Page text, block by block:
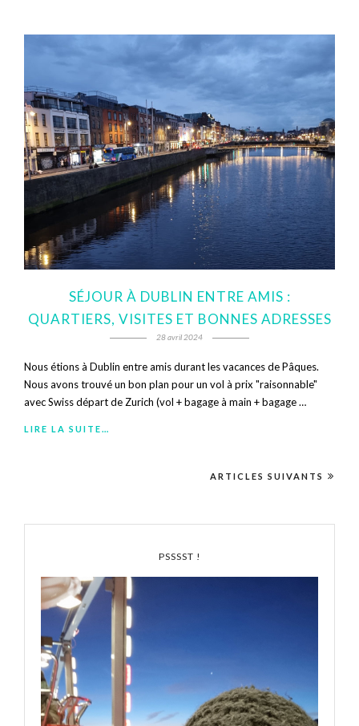
SÉJOUR À DUBLIN ENTRE AMIS :
QUARTIERS, VISITES ET BONNES ADRESSES
28 avril 2024
Nous étions à Dublin entre amis durant les vacances de Pâques.
Nous avons trouvé un bon plan pour un vol à prix "raisonnable"
avec Swiss départ de Zurich (vol + bagage à main + bagage …
LIRE LA SUITE…
ARTICLES SUIVANTS
PSSSST !